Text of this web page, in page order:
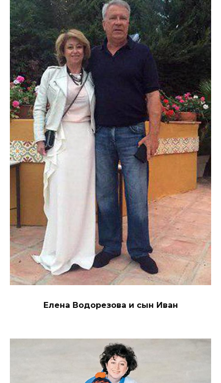
Елена Водорезова и сын Иван